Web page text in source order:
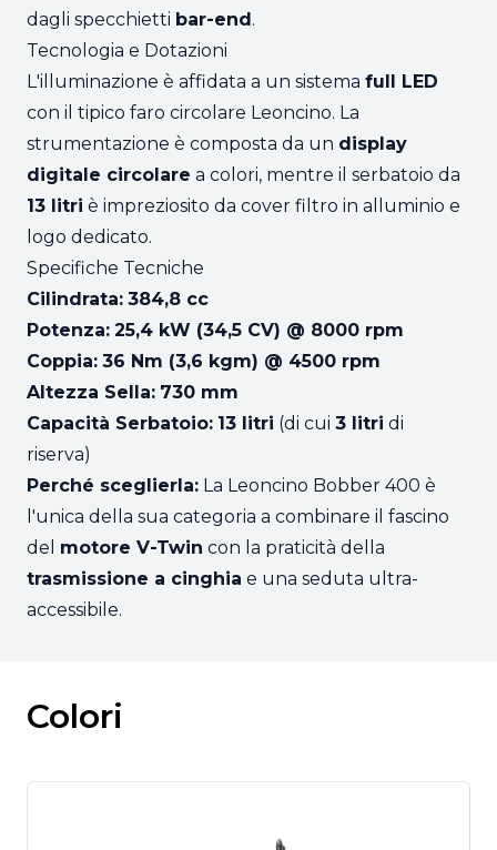
dagli specchietti bar-end.
Tecnologia e Dotazioni
L'illuminazione è affidata a un sistema full LED
con il tipico faro circolare Leoncino. La
strumentazione è composta da un display
digitale circolare a colori, mentre il serbatoio da
13 litri è impreziosito da cover filtro in alluminio e
logo dedicato.
Specifiche Tecniche
Cilindrata: 384,8 cc
Potenza: 25,4 kW (34,5 CV) @ 8000 rpm
Coppia: 36 Nm (3,6 kgm) @ 4500 rpm
Altezza Sella: 730 mm
Capacità Serbatoio: 13 litri (di cui 3 litri di
riserva)
Perché sceglierla: La Leoncino Bobber 400 è
l'unica della sua categoria a combinare il fascino
del motore V-Twin con la praticità della
trasmissione a cinghia e una seduta ultra-
accessibile.
Colori